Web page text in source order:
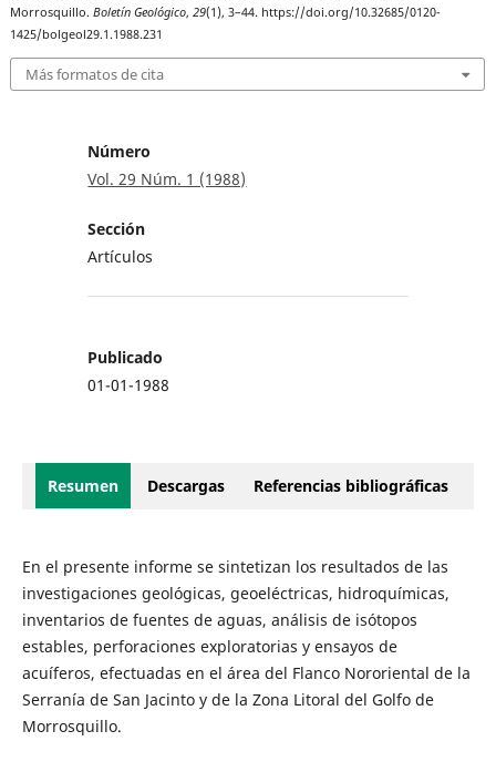
Morrosquillo.Boletín Geológico,29(1), 3–44. https://doi.org/10.32685/0120-
1425/bolgeol29.1.1988.231
Más formatos de cita
Número
Vol. 29 Núm. 1 (1988)
Sección
Artículos
Publicado
01-01-1988
Resumen Descargas Referencias bibliográficas
En el presente informe se sintetizan los resultados de las
investigaciones geológicas, geoeléctricas, hidroquímicas,
inventarios de fuentes de aguas, análisis de isótopos
estables, perforaciones exploratorias y ensayos de
acuíferos, efectuadas en el área del Flanco Nororiental de la
Serranía de San Jacinto y de la Zona Litoral del Golfo de
Morrosquillo.